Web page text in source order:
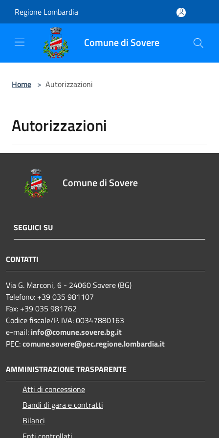
Regione Lombardia
Comune di Sovere
Home > Autorizzazioni
Autorizzazioni
Comune di Sovere
SEGUICI SU
CONTATTI
Via G. Marconi, 6 - 24060 Sovere (BG)
Telefono: +39 035 981107
Fax: +39 035 981762
Codice fiscale/P. IVA: 00347880163
e-mail: info@comune.sovere.bg.it
PEC:comune.sovere@pec.regione.lombardia.it
AMMINISTRAZIONE TRASPARENTE
Atti di concessione
Bandi di gara e contratti
Bilanci